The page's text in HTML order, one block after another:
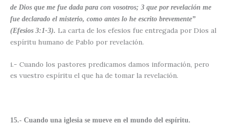
de Dios que me fue dada para con vosotros; 3 que por revelación me
fue declarado el misterio, como antes lo he escrito brevemente”
(Efesios 3:1-3). La carta de los efesios fue entregada por Dios al
espíritu humano de Pablo por revelación.
i.- Cuando los pastores predicamos damos información, pero
es vuestro espíritu el que ha de tomar la revelación.
15.- Cuando una iglesia se mueve en el mundo del espíritu.